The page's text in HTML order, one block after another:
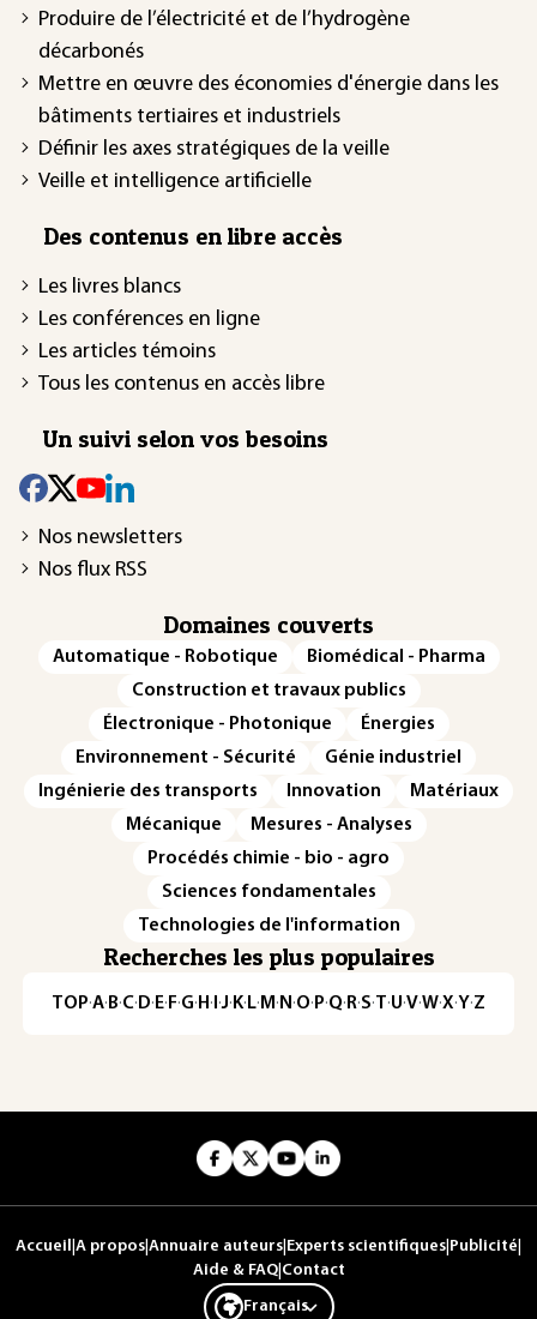
Produire de l’électricité et de l’hydrogène
décarbonés
Mettre en œuvre des économies d'énergie dans les
bâtiments tertiaires et industriels
Définir les axes stratégiques de la veille
Veille et intelligence artificielle
Des contenus en libre accès
Les livres blancs
Les conférences en ligne
Les articles témoins
Tous les contenus en accès libre
Un suivi selon vos besoins
Nos newsletters
Nos flux RSS
Domaines couverts
Automatique - Robotique
Biomédical - Pharma
Construction et travaux publics
Électronique - Photonique
Énergies
Environnement - Sécurité
Génie industriel
Ingénierie des transports
Innovation
Matériaux
Mécanique
Mesures - Analyses
Procédés chimie - bio - agro
Sciences fondamentales
Technologies de l'information
Recherches les plus populaires
TOP·A·B·C· D· E· F·G· H · ·J· K· L· M · N ·O· P·Q· R·S·T·U·V·W·X·Y·Z
Accueil A propos Annuaire auteurs Experts scientifiques Publicité
Aide & FAQ| Contact
Français